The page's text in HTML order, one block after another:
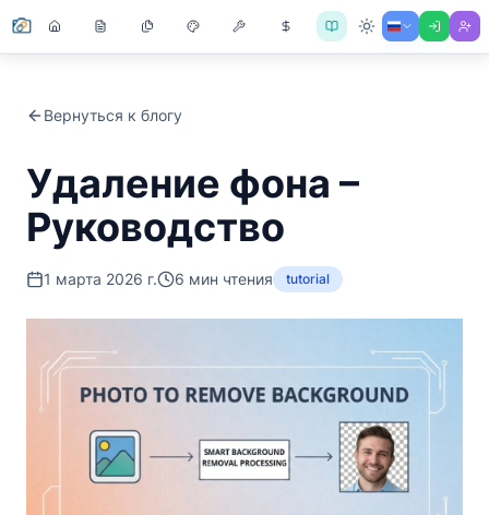
Вернуться к блогу
Удаление фона –
Руководство
1 марта 2026 г. 6 мин чтения tutorial